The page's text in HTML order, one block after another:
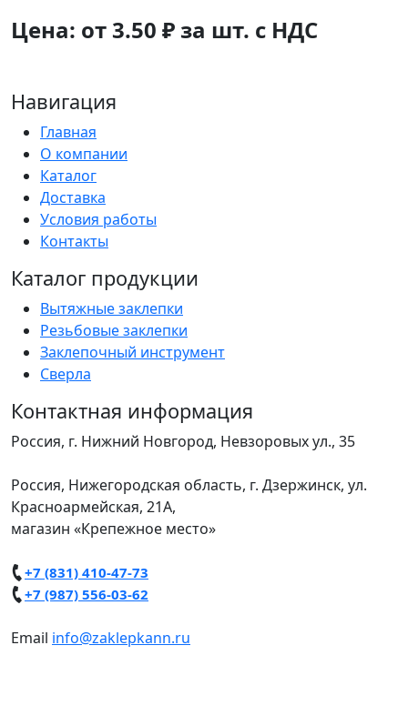
Цена: от 3.50 ₽ за шт. с НДС
Навигация
Главная
О компании
Каталог
Доставка
Условия работы
Контакты
Каталог продукции
Вытяжные заклепки
Резьбовые заклепки
Заклепочный инструмент
Сверла
Контактная информация
Россия, г. Нижний Новгород, Невзоровых ул., 35
Россия, Нижегородская область, г. Дзержинск, ул.
Красноармейская, 21А,
магазин «Крепежное место»
+7 (831) 410-47-73
+7 (987) 556-03-62
Email info@zaklepkann.ru